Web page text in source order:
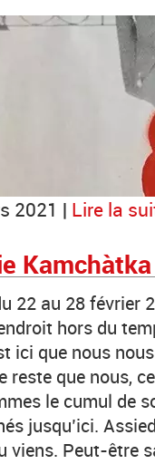
2021 | Lire la
Kamchàtka
22 au 28 février
hors du
ici que nous
reste que nous,
le cumul de
jusqu’ici.
viens. Peut-être